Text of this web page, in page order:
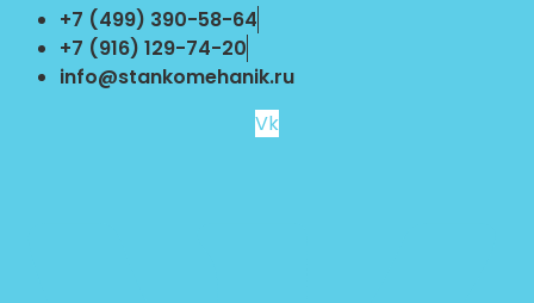
Перейти
содержимому
+7 (499) 390-58-64
+7 (916) 129-74-20
info@stankomehanik.ru
Vk